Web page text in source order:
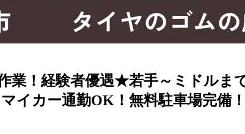
業！経験者優遇★若手～ミドルま
イカー通勤OK！無料駐車場完備